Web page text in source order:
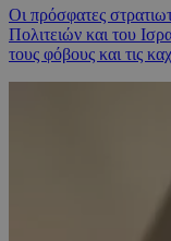
Οι πρόσφατες
Πολιτειών και του
τους φόβους και τις